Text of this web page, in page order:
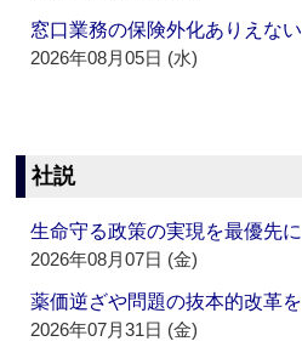
窓口業務の保険外化ありえない
2026年08月05日 (水)
社説
生命守る政策の実現を最優先に
2026年08月07日 (金)
薬価逆ざや問題の抜本的改革を
2026年07月31日 (金)